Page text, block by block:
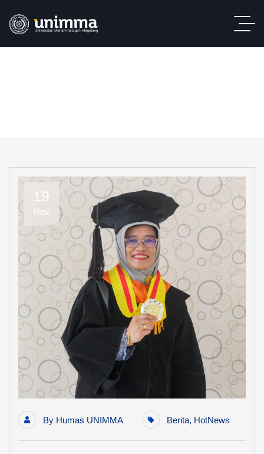
19
Nov
By Humas UNIMMA Berita, HotNews